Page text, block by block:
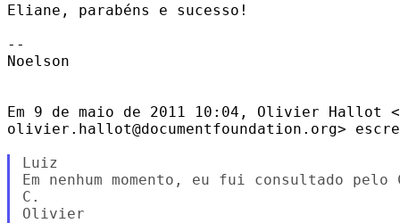
Eliane, parabéns e sucesso!
--
Noelson
Em 9 de maio de 2011 10:04, Olivier Hallot <
olivier.hallot@documentfoundation.org>
Luiz
Em nenhum momento, eu fui consultado
C.
Olivier